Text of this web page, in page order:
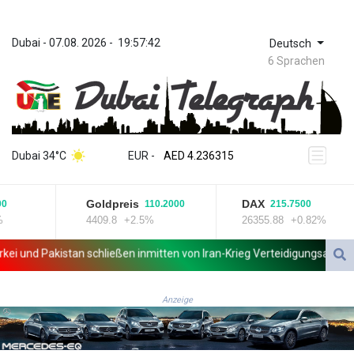
Dubai - 07.08. 2026 - 19:57:42 Deutsch
6 Sprachen
Dubai 34°C EUR -
ZWL 371.433908
AED 4.236315
AED 4.236315
AFN 75.553019
AMD 422.35737
AOA 1058.934265
ARS 1729.981574
AUD 1.638434
AZN 1.950687
BAM 1.956959
BBD 2.323075
BDT 142.778861
Goldpreis 110.2000
4409.8 +2.5%
DAX 215.7500
26355.88 +0.82%
Pakistan schließen inmitten von Iran-Krieg Verteidigungsabkommen
Anzeige